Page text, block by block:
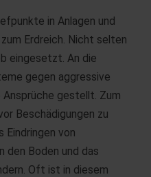
in Anlagen und
Erdreich. Nicht selten
eingesetzt. An die
gegen aggressive
gestellt. Zum
Beschädigungen zu
Eindringen von
den Boden und das
Oft ist in diesem